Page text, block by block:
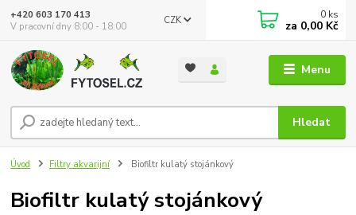
Menu
CZK
Hledat
+420 603 170 413
V pracovní dny 8:00 - 18:00
0 ks
za 0,00 Kč
Úvod Filtry akvarijní Biofiltr kulatý stojánkový
Biofiltr kulatý stojánkový